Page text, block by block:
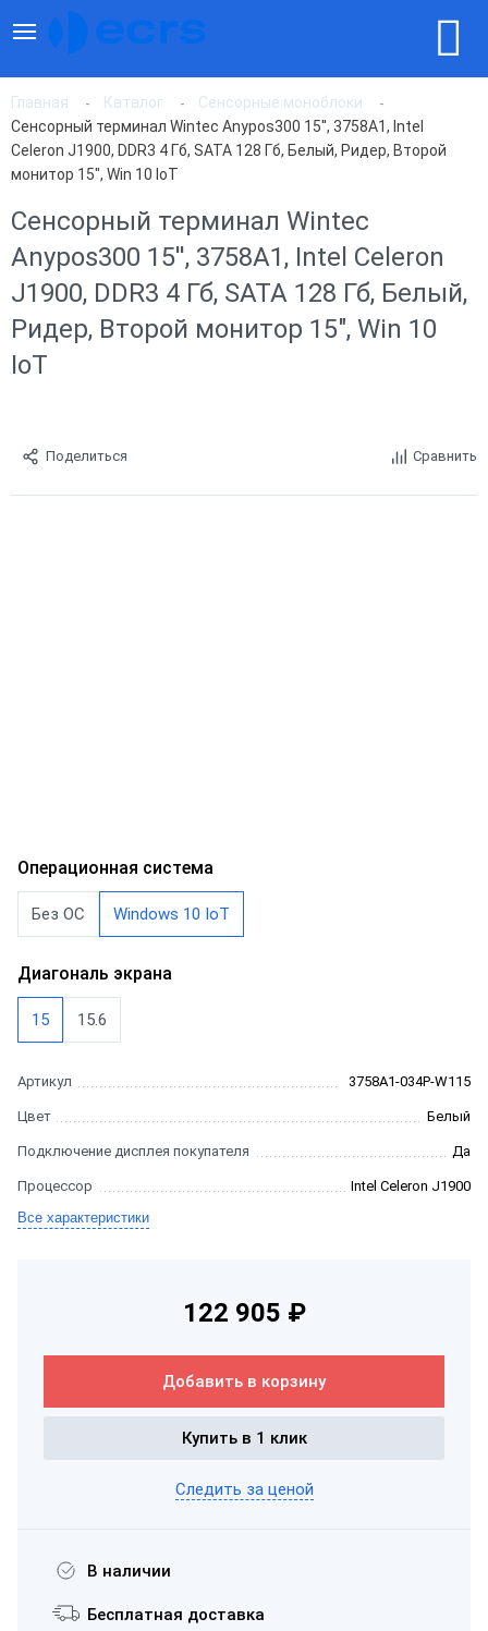
Главная Каталог
Сенсорные моноблоки
Сенсорный терминал Wintec Anypos300 15'', 3758A1, Intel
Celeron J1900, DDR3 4 Гб, SATA 128 Гб, Белый, Ридер, Второй
монитор 15", Win 10 IoT
Сенсорный терминал Wintec
Anypos300 15'', 3758A1, Intel Celeron
J1900, DDR3 4 Гб, SATA 128 Гб, Белый,
Ридер, Второй монитор 15", Win 10
IoT
Поделиться Сравнить
Операционная система
Без ОС Windows 10 IoT
Диагональ экрана
15 15.6
Артикул 3758A1-034P-W115
Цвет Белый
Подключение дисплея покупателя Да
Процессор
Intel Celeron J1900
Все характеристики
122 905 ₽
Добавить в корзину
Купить в 1 клик
Следить за ценой
В наличии
Бесплатная доставка